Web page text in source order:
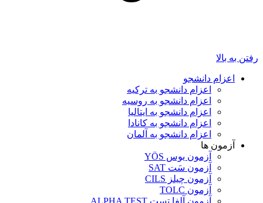
رفتن به بالا
اعزام دانشجو
اعزام دانشجو به ترکیه
اعزام دانشجو به روسیه
اعزام دانشجو به ایتالیا
اعزام دانشجو به کانادا
اعزام دانشجو به آلمان
آزمون ها
آزمون یوس YÖS
آزمون سَت SAT
آزمون چیلز CILS‌
آزمون TOLC
آزمون آلفا تست ALPHA TEST